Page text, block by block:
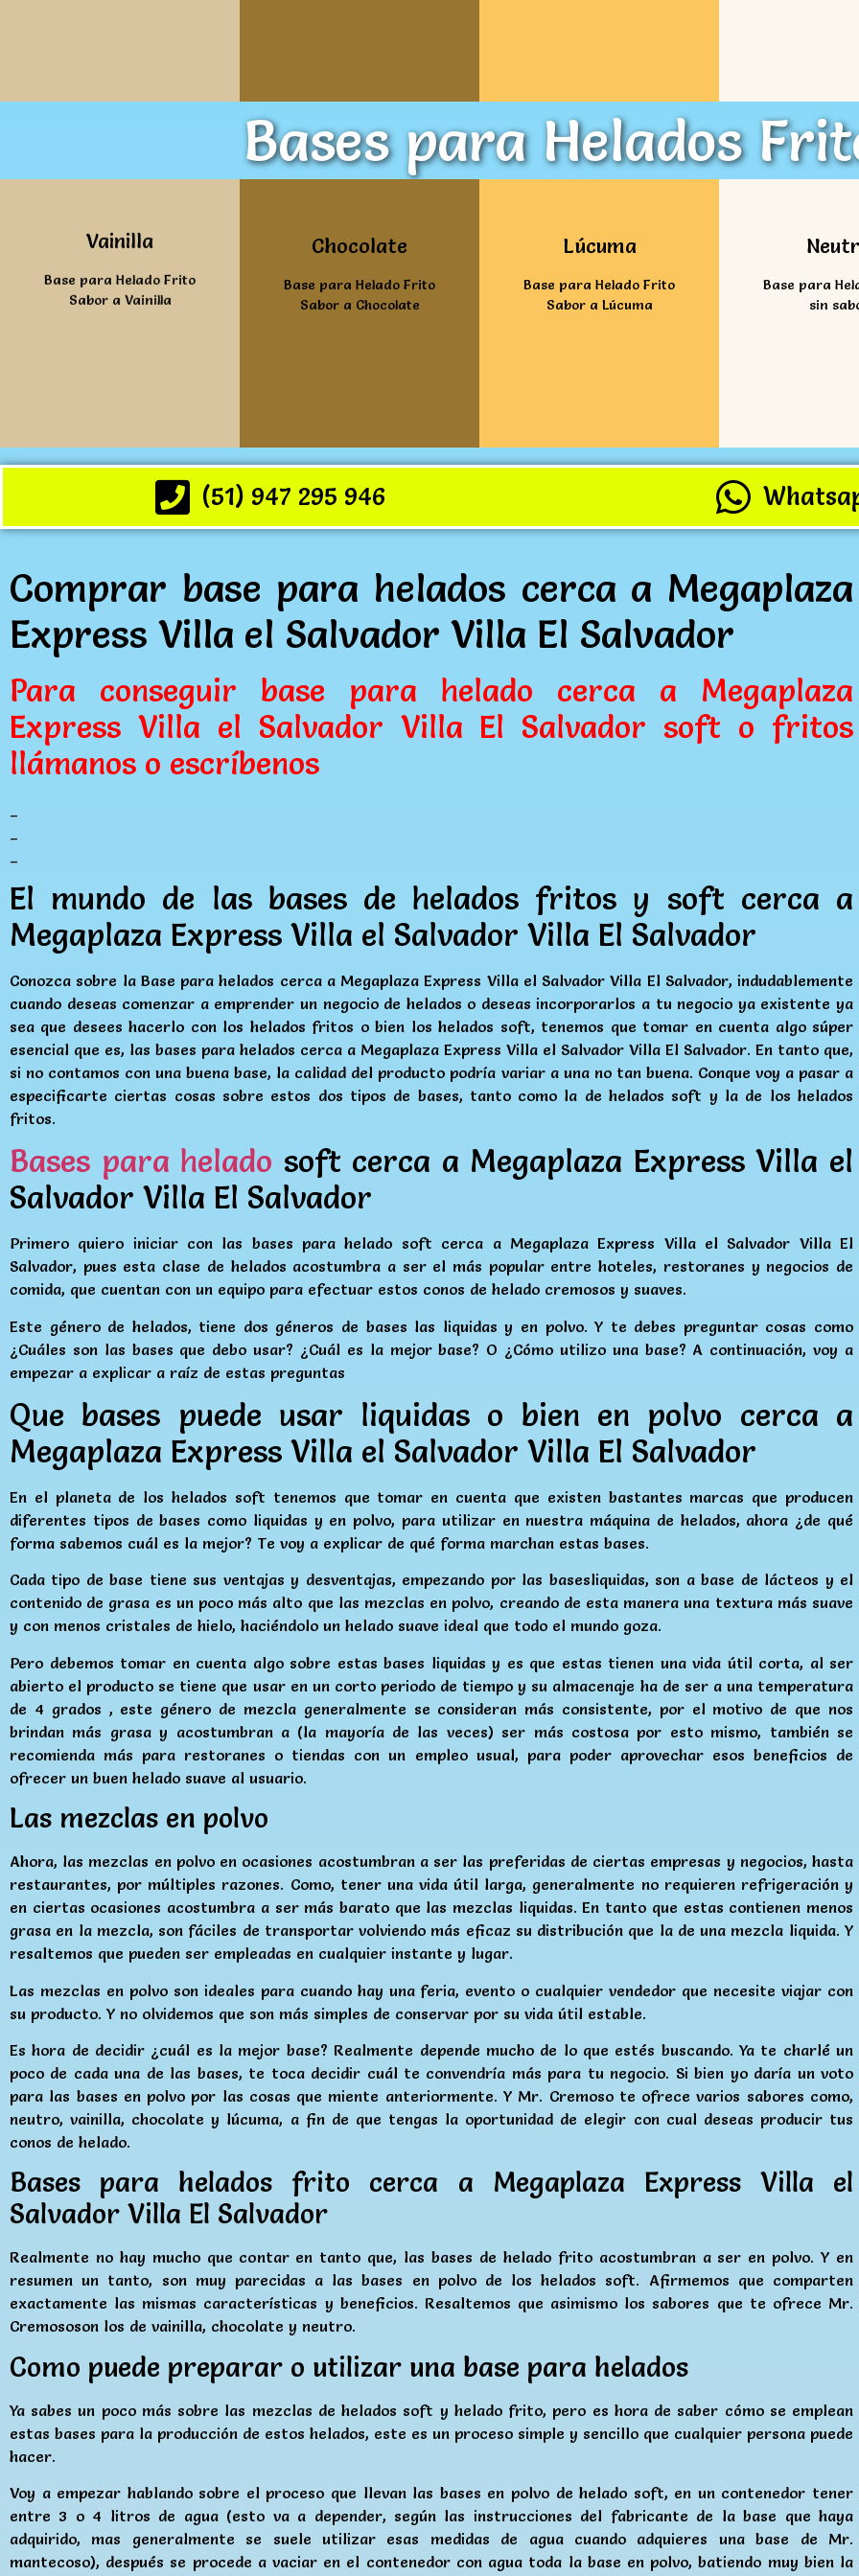
Bases para Helados
Vainilla
Base para Helado Frito
Sabor a Vainilla
Ver mas Chocolate
Base para Helado Frito
Sabor a Chocolate
Lúcuma
Base para Helado Frito
Sabor a Lúcuma
Base para
sin
(51) 947 295 946
Comprar base para helados cerca a Megaplaza
Express Villa el Salvador Villa El Salvador
Para conseguir base para helado cerca a Megaplaza
Express Villa el Salvador Villa El Salvador soft o fritos
llámanos o escríbenos
El mundo de las bases de helados fritos y soft cerca a
Megaplaza Express Villa el Salvador Villa El Salvador
Conozca sobre la Base para helados cerca a Megaplaza Express Villa el Salvador Villa El Salvador, indudablemente
cuando deseas comenzar a emprender un negocio de helados o deseas incorporarlos a tu negocio ya existente ya
sea que desees hacerlo con los helados fritos o bien los helados soft, tenemos que tomar en cuenta algo súper
esencial que es, las bases para helados cerca a Megaplaza Express Villa el Salvador Villa El Salvador. En tanto que,
si no contamos con una buena base, la calidad del producto podría variar a una no tan buena. Conque voy a pasar a
especificarte ciertas cosas sobre estos dos tipos de bases, tanto como la de helados soft y la de los helados
fritos.
Bases para helado soft cerca a Megaplaza Express Villa el
Salvador Villa El Salvador
Primero quiero iniciar con las bases para helado soft cerca a Megaplaza Express Villa el Salvador Villa El
Salvador, pues esta clase de helados acostumbra a ser el más popular entre hoteles, restoranes y negocios de
comida, que cuentan con un equipo para efectuar estos conos de helado cremosos y suaves.
Este género de helados, tiene dos géneros de bases las liquidas y en polvo. Y te debes preguntar cosas como
¿Cuáles son las bases que debo usar? ¿Cuál es la mejor base? O ¿Cómo utilizo una base? A continuación, voy a
empezar a explicar a raíz de estas preguntas
Que bases puede usar liquidas o bien en polvo cerca a
Megaplaza Express Villa el Salvador Villa El Salvador
En el planeta de los helados soft tenemos que tomar en cuenta que existen bastantes marcas que producen
diferentes tipos de bases como liquidas y en polvo, para utilizar en nuestra máquina de helados, ahora ¿de qué
forma sabemos cuál es la mejor? Te voy a explicar de qué forma marchan estas bases.
Cada tipo de base tiene sus ventajas y desventajas, empezando por las basesliquidas, son a base de lácteos y el
contenido de grasa es un poco más alto que las mezclas en polvo, creando de esta manera una textura más suave
y con menos cristales de hielo, haciéndolo un helado suave ideal que todo el mundo goza.
Pero debemos tomar en cuenta algo sobre estas bases liquidas y es que estas tienen una vida útil corta, al ser
abierto el producto se tiene que usar en un corto periodo de tiempo y su almacenaje ha de ser a una temperatura
de 4 grados , este género de mezcla generalmente se consideran más consistente, por el motivo de que nos
brindan más grasa y acostumbran a (la mayoría de las veces) ser más costosa por esto mismo, también se
recomienda más para restoranes o tiendas con un empleo usual, para poder aprovechar esos beneficios de
ofrecer un buen helado suave al usuario.
Las mezclas en polvo
Ahora, las mezclas en polvo en ocasiones acostumbran a ser las preferidas de ciertas empresas y negocios, hasta
restaurantes, por múltiples razones. Como, tener una vida útil larga, generalmente no requieren refrigeración y
en ciertas ocasiones acostumbra a ser más barato que las mezclas liquidas. En tanto que estas contienen menos
grasa en la mezcla, son fáciles de transportar volviendo más eficaz su distribución que la de una mezcla liquida. Y
resaltemos que pueden ser empleadas en cualquier instante y lugar.
Las mezclas en polvo son ideales para cuando hay una feria, evento o cualquier vendedor que necesite viajar con
su producto. Y no olvidemos que son más simples de conservar por su vida útil estable.
Es hora de decidir ¿cuál es la mejor base? Realmente depende mucho de lo que estés buscando. Ya te charlé un
poco de cada una de las bases, te toca decidir cuál te convendría más para tu negocio. Si bien yo daría un voto
para las bases en polvo por las cosas que miente anteriormente. Y Mr. Cremoso te ofrece varios sabores como,
neutro, vainilla, chocolate y lúcuma, a fin de que tengas la oportunidad de elegir con cual deseas producir tus
conos de helado.
Bases para helados frito cerca a Megaplaza Express Villa el
Salvador Villa El Salvador
Realmente no hay mucho que contar en tanto que, las bases de helado frito acostumbran a ser en polvo. Y en
resumen un tanto, son muy parecidas a las bases en polvo de los helados soft. Afirmemos que comparten
exactamente las mismas características y beneficios. Resaltemos que asimismo los sabores que te ofrece Mr.
Cremososon los de vainilla, chocolate y neutro.
Como puede preparar o utilizar una base para helados
Ya sabes un poco más sobre las mezclas de helados soft y helado frito, pero es hora de saber cómo se emplean
estas bases para la producción de estos helados, este es un proceso simple y sencillo que cualquier persona puede
hacer.
Voy a empezar hablando sobre el proceso que llevan las bases en polvo de helado soft, en un contenedor tener
entre 3 o 4 litros de agua (esto va a depender, según las instrucciones del fabricante de la base que haya
adquirido, mas generalmente se suele utilizar esas medidas de agua cuando adquieres una base de Mr.
mantecoso), después se procede a vaciar en el contenedor con agua toda la base en polvo, batiendo muy bien la